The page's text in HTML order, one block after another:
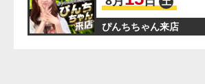
ぴんちちゃん来店